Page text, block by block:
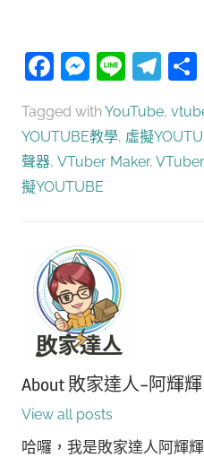
Facebook
Line
Tagged with YouTube,
YOUTUBE教學, 虛擬
聲器, VTuber Maker,
擬YOUTUBE
About 敗家達人-阿輝輝
View all posts
哈囉，我是敗家達人阿輝